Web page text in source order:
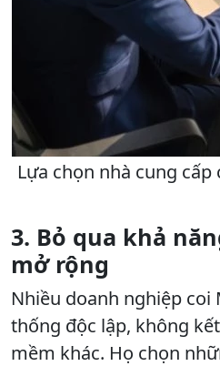
Lựa chọn nhà cung
3. Bỏ qua khả
mở rộng
Nhiều doanh nghiệp coi
thống độc lập, không
mềm khác. Họ chọn